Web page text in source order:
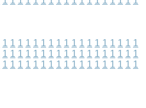
1 1 1 1 1 1 1 1 1 1 1 1 1 1 1 1 1 1
1 1 1 1 1 1 1 1 1 1 1 1 1 1 1 1 1 1
1 1 1 1 1 1 1 1 1 1 1 1 1 1 1 1 1 1